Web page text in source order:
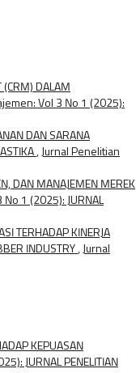
(CRM) DALAM
Vol 3 No 1 (2025):
DAN SARANA
, Jurnal Penelitian
DAN MANAJEMEN MEREK
1 (2025): JURNAL
TERHADAP KINERJA
INDUSTRY , Jurnal
KEPUASAN
JURNAL PENELITIAN